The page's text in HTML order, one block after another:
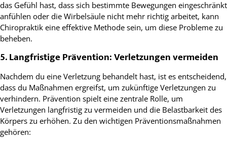
das Gefühl hast, dass sich bestimmte Bewegungen eingeschränkt
anfühlen oder die Wirbelsäule nicht mehr richtig arbeitet, kann
Chiropraktik eine effektive Methode sein, um diese Probleme zu
beheben.
5. Langfristige Prävention: Verletzungen vermeiden
Nachdem du eine Verletzung behandelt hast, ist es entscheidend,
dass du Maßnahmen ergreifst, um zukünftige Verletzungen zu
verhindern. Prävention spielt eine zentrale Rolle, um
Verletzungen langfristig zu vermeiden und die Belastbarkeit des
Körpers zu erhöhen. Zu den wichtigen Präventionsmaßnahmen
gehören: